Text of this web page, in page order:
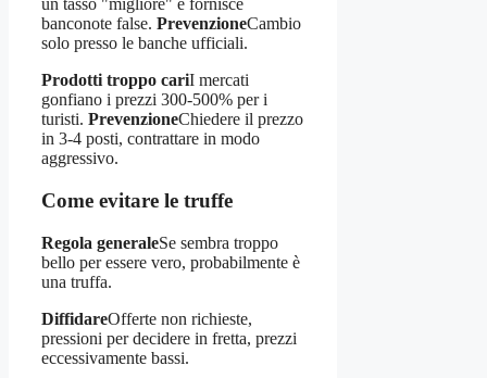
un tasso "migliore" e fornisce
banconote false. PrevenzioneCambio
solo presso le banche ufficiali.
Prodotti troppo cariI mercati
gonfiano i prezzi 300-500% per i
turisti. PrevenzioneChiedere il prezzo
in 3-4 posti, contrattare in modo
aggressivo.
Come evitare le truffe
Regola generaleSe sembra troppo
bello per essere vero, probabilmente è
una truffa.
DiffidareOfferte non richieste,
pressioni per decidere in fretta, prezzi
eccessivamente bassi.